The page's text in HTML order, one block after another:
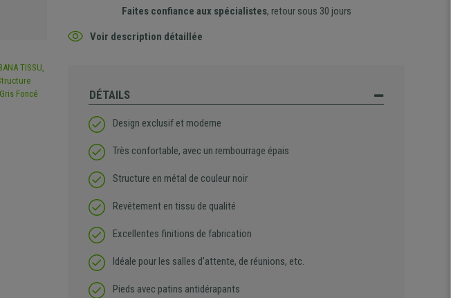
Faites confiance aux spécialistes, retour sous 30 jours
Voir description détaillée
DÉTAILS
Design exclusif et moderne
Très confortable, avec un rembourrage épais
Structure en métal de couleur noir
Revêtement en tissu de qualité
Excellentes finitions de fabrication
Idéale pour les salles d'attente, de réunions, etc.
Pieds avec patins antidérapants